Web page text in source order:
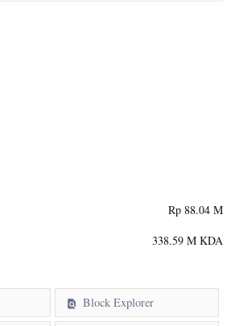
Rp 88.04 M
338.59 M KDA
Block Explorer